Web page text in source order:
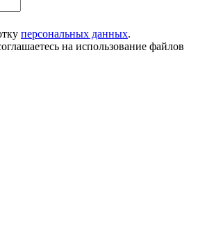
персональных данных.
на использование файлов